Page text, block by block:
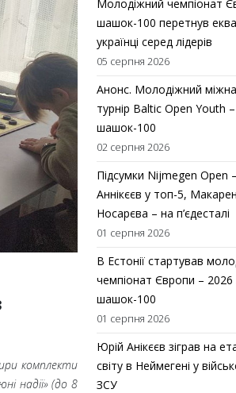
комплекти
надії» (до 8
Молодіжний чемпіонат
шашок-100 перетнув
українці серед лідерів
05 серпня 2026
Анонс. Молодіжний
турнір Baltic Open Youth
шашок-100
02 серпня 2026
Підсумки Nijmegen Open
Аннікєєв у топ-5,
Носарєва – на п’єдесталі
01 серпня 2026
В Естонії стартував
чемпіонат Європи – 2026
шашок-100
01 серпня 2026
Юрій Анікєєв зіграв на
світу в Неймегені у
ЗСУ